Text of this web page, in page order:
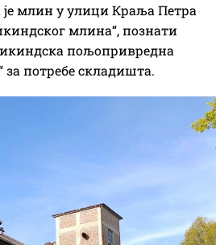
млин у улици Краља Петра
млина“, познати
пољопривредна
за потребе складишта.